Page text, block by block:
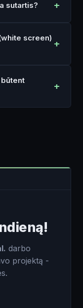
sutartis?
screen)
būtent
darbo
projektą -